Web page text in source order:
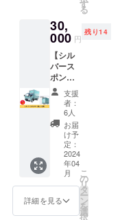
のでご
了承く
ださ
い。そ
の場合
は、お
知らせ
を入れ
させて
いただ
きま
す。食
品表示
等は
パッ
を必ず
ご確認
ワーあ
ふれる
キッチ
ンカー
にした
いと
思って
いま
す。 ぜ
ひあな
たのお
名前を
ナナイ
ロに載
せて、
一緒に
各地の
みませ
んか？
イベン
トの楽
しい雰
囲気を
ぜひ一
度体験
してみ
てくだ
さい！
小学生
以上な
ら大人
でもOK
です！
2～3時
す
る
30,
000 円
残り14
【シル
バース
ポン
サー】
キッチ
ンカー
ナナイ
ロのシ
ルバー
スポン
サーに
なれる
権利で
す。
キッチ
支援
者：
6人
お届
け予
定：
2024
年04
月
詳細を見る
こ
の
リ
タ
ー
ン
を
選
択